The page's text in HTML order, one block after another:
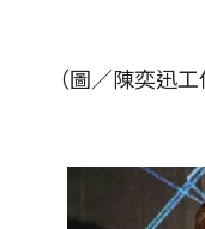
（圖／陳奕迅工